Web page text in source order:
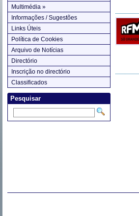
Multimédia »
Informações / Sugestões
Links Úteis
Política de Cookies
Arquivo de Notícias
Directório
Inscrição no directório
Classificados
Pesquisar